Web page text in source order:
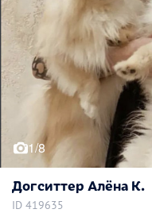
1/8
Догситтер Алёна К.
ID 419635